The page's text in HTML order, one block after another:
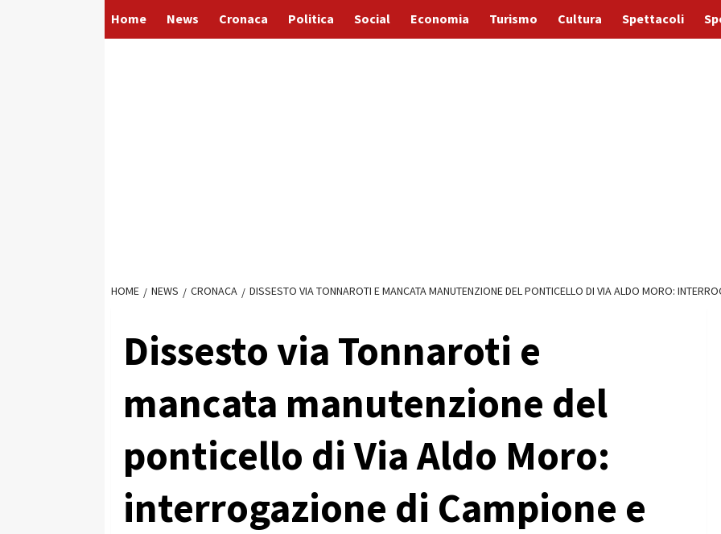
Home News Cronaca Politica Social Economia Turismo Cultura Spettacoli
HOME NEWS CRONACA DISSESTO VIA TONNAROTI E MANCATA MANUTENZIONE DEL PONTICELLO DI VIA ALDO MORO:
Dissesto via Tonnaroti e
mancata manutenzione del
ponticello di Via Aldo Moro:
interrogazione di Campione e